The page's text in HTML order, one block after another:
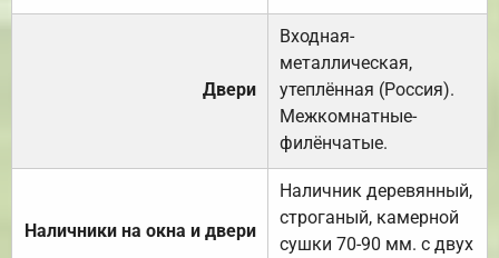
Двери
Входная-
металлическая,
утеплённая (Россия).
Межкомнатные-
филёнчатые.
Наличники на окна и двери
Наличник деревянный,
строганый, камерной
сушки 70-90 мм. с двух